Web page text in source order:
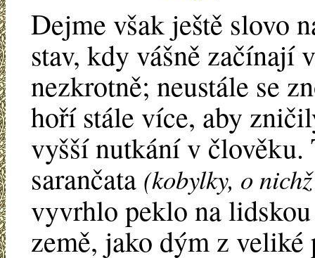
Dejme však ještě slovo
stav, kdy vášně začínají
nezkrotně; neustále se
hoří stále více, aby
vyšší nutkání v člověku.
sarančata (kobylky, o
vyvrhlo peklo na
země, jako dým z veliké